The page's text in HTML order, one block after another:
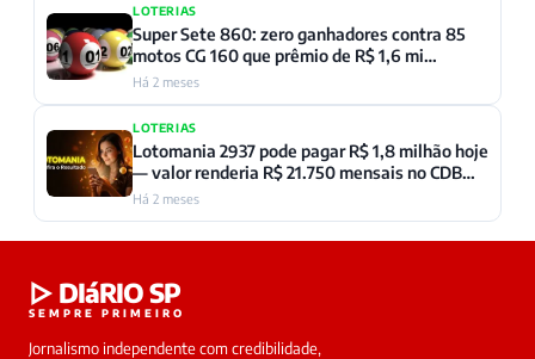
LOTERIAS
Super Sete 860: zero ganhadores contra 85
motos CG 160 que prêmio de R$ 1,6 mi
compraria
Há 2 meses
LOTERIAS
Lotomania 2937 pode pagar R$ 1,8 milhão hoje
— valor renderia R$ 21.750 mensais no CDB
segundo BCB
Há 2 meses
▷ DIáRIO SP
SEMPRE PRIMEIRO
Jornalismo independente com credibilidade,